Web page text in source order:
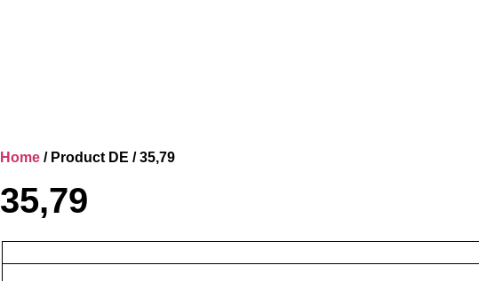
Home / Product DE / 35,79
35,79